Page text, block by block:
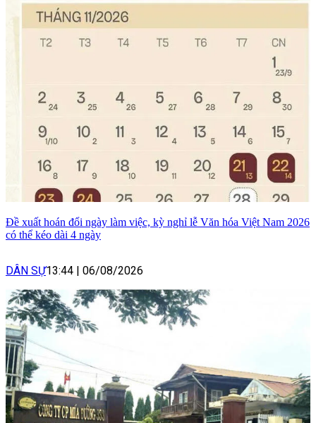
Đề xuất hoán đổi ngày làm việc, kỳ nghỉ lễ Văn hóa Việt Nam 2026
có thể kéo dài 4 ngày
DÂN SỰ13:44 06/08/2026